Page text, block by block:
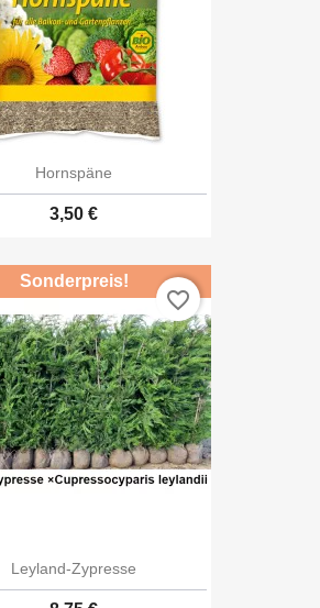
Hornspäne
3,50 €
Leyland-Zypresse
Sonderpreis!
favorite_border